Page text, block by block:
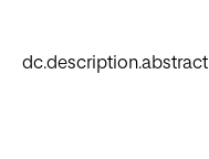
dc.description.abstract